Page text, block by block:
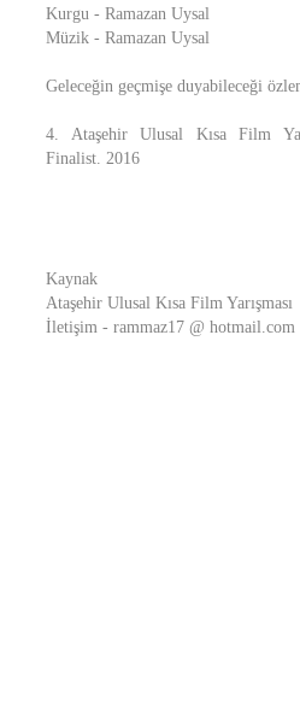
Kurgu - Ramazan Uysal
Müzik - Ramazan Uysal
Geleceğin geçmişe duyabileceği
4. Ataşehir Ulusal Kısa Film
Finalist. 2016
Kaynak
Ataşehir Ulusal Kısa Film Yarışması
İletişim - rammaz17 @ hotmail.com